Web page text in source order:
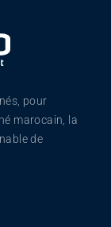
pour
marocain, la
de